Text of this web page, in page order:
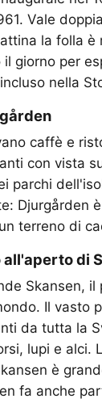
Vale
la folla è
giorno per
nella
caffè e
con vista
parchi
Djurgården
terreno di
di
Skansen, il
Il vasto
da tutta la
lupi e alci.
è
fa anche